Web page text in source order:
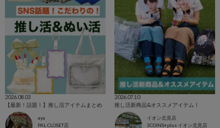
2026.08.03
【最新！話題！】推し活アイテムまとめ
aya
PAL CLOSET店
2026.07.10
推し活新商品&オススメアイテム！
イオン北見店
3COINS+plus イオン北見店